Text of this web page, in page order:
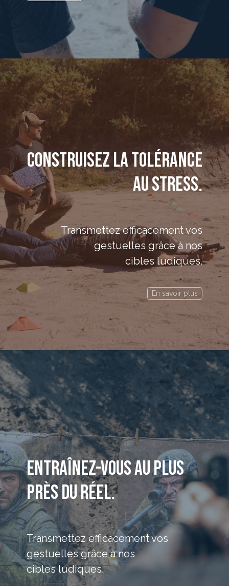
Construisez la tolérance
au stress.
Transmettez efficacement vos
gestuelles grâce à nos
cibles ludiques.
En savoir plus
Entraînez-vous au plus
près du réel.
Transmettez efficacement vos
gestuelles grâce à nos
cibles ludiques.